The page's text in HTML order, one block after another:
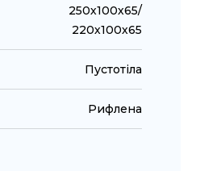
250х100х65/
220х100х65
Пустотіла
Рифлена